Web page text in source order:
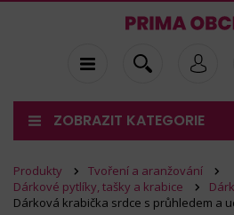
ZOBRAZIT KATEGORIE
Produkty
Tvoření a aranžování
Dárkové pytlíky, tašky a krabice
Dárková krabička srdce s průhledem a